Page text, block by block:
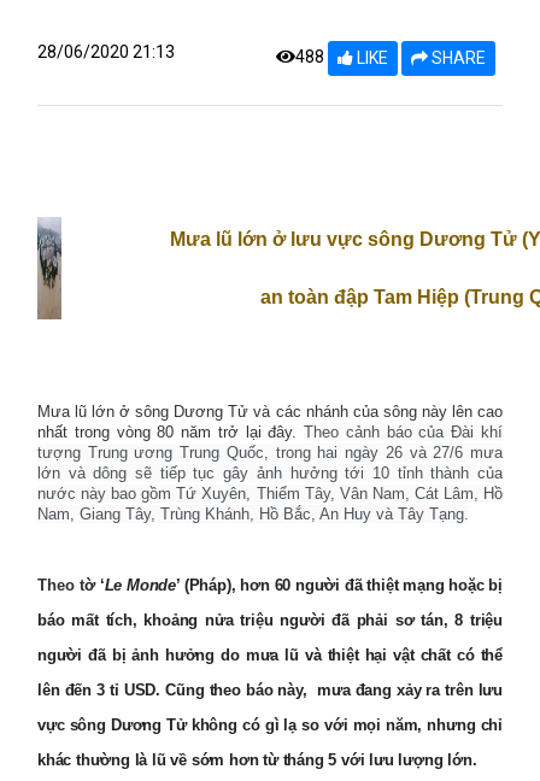
28/06/2020 21:13 488 LIKE SHARE
Mưa lũ lớn ở lưu vực sông Dương Tử
an toàn đập Tam Hiệp (Trung
Mưa lũ lớn ở sông Dương Tử và các nhánh của sông này lên cao
nhất trong vòng 80 năm trở lại đây.Theo cảnh báo của Đài khí
tượng Trung ương Trung Quốc, trong hai ngày 26 và 27/6 mưa
lớn và dông sẽ tiếp tục gây ảnh hưởng tới 10 tỉnh thành của
nước này bao gồm Tứ Xuyên, Thiểm Tây, Vân Nam, Cát Lâm, Hồ
Nam, Giang Tây, Trùng Khánh, Hồ Bắc, An Huy và Tây Tạng.
Theo tờ ‘Le Monde’ (Pháp), hơn 60 người đã thiệt mạng hoặc bị
báo mất tích, khoảng nửa triệu người đã phải sơ tán, 8 triệu
người đã bị ảnh hưởng do mưa lũ và thiệt hại vật chất có thể
lên đến 3 tỉ USD. Cũng theo báo này, mưa đang xảy ra trên lưu
vực sông Dương Tử không có gì lạ so với mọi năm, nhưng chỉ
khác thường là lũ về sớm hơn từ tháng 5 với lưu lượng lớn.